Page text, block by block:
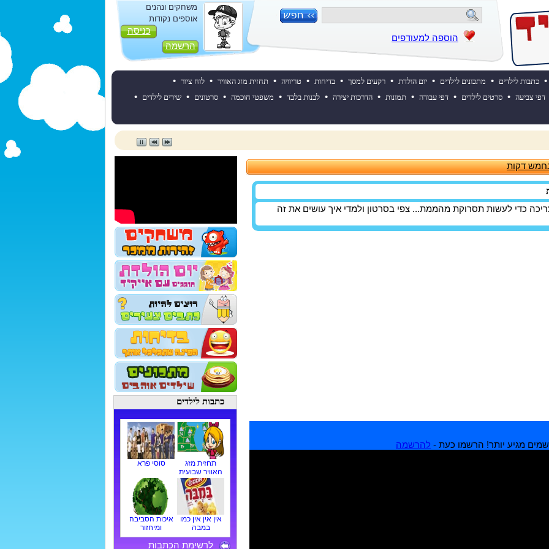
הוספה למעודפים
משחקים ונהנים
אוספים נקודות
כניסה
הרשמה
• כתבות לילדים • מתכונים לילדים • יום הולדת • רקעים למסך • בדיחות • טריוויה • תחזית מזג האוויר • לוח ציור •
דפי צביעה • סרטים לילדים • דפי עבודה • תמונות • הדרכות יצירה • לבנות בלבד • משפטי חוכמה • סרטונים • שירים לילדים •
דקות
כדי לעשות תסרוקת מהממת... צפי בסרטון ולמדי איך עושים את זה
מגיע יותר! הרשמו כעת - להרשמה
כתבות לילדים
תחזית מזג
האוויר שבועית
סוסי פרא
אין אין אין כמו
במבה
איכות הסביבה
ומיחזור
לרשימת הכתבות